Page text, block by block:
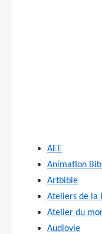
AEE
Animation
Artbible
Ateliers de la
Atelier du
Audiovie